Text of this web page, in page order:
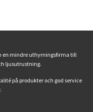
en mindre uthyrningsfirma till
ljusutrustning.
på produkter och god service